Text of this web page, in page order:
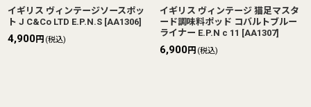
イギリス ヴィンテージソースポッ
ト J C&Co LTD E.P.N.S [AA1306]
4,900円 (税込)
イギリス ヴィンテージ 猫足マスタ
ード調味料ポッド コバルトブルー
ライナー E.P.N c 11 [AA1307]
6,900円 (税込)